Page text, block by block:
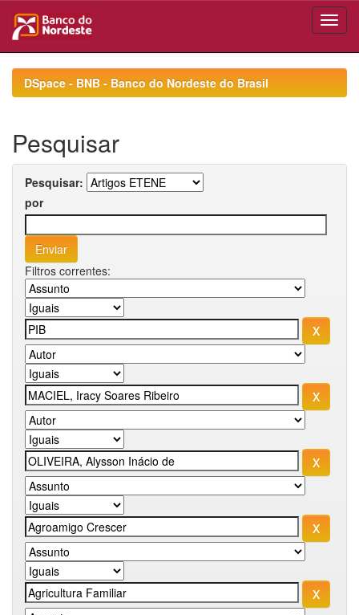
navigationDSpace - BNB - Banco do Nordeste do Brasil
Pesquisar
Pesquisar:
por
Filtros correntes: